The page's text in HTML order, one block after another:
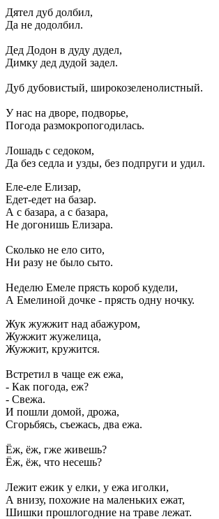
Дятел дуб долбил,
Да не додолбил.
Дед Додон в дуду дудел,
Димку дед дудой задел.
Дуб дубовистый, широкозеленолистный.
У нас на дворе, подворье,
Погода размокропогодилась.
Лошадь с седоком,
Да без седла и узды, без подпруги и удил.
Еле-еле Елизар,
Едет-едет на базар.
А с базара, а с базара,
Не догонишь Елизара.
Сколько не ело сито,
Ни разу не было сыто.
Неделю Емеле прясть короб кудели,
А Емелиной дочке - прясть одну ночку.
Жук жужжит над абажуром,
Жужжит жужелица,
Жужжит, кружится.
Встретил в чаще еж ежа,
- Как погода, еж?
- Свежа.
И пошли домой, дрожа,
Сгорьбясь, съежась, два ежа.
Ёж, ёж, гже живешь?
Ёж, ёж, что несешь?
Лежит ежик у елки, у ежа иголки,
А внизу, похожие на маленьких ежат,
Шишки прошлогодние на траве лежат.